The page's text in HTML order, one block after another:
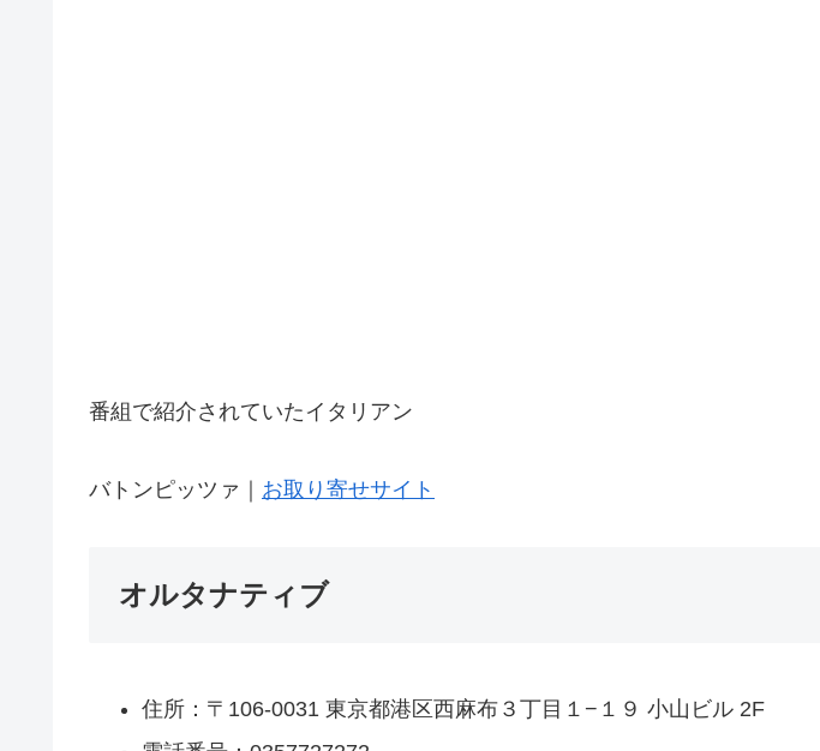
番組で紹介されていたイタリアン
バトンピッツァ｜ お取り寄せサイト
オルタナティブ
住所：〒106-0031 東京都港区西麻布３丁目１−１９ 小山ビル 2F